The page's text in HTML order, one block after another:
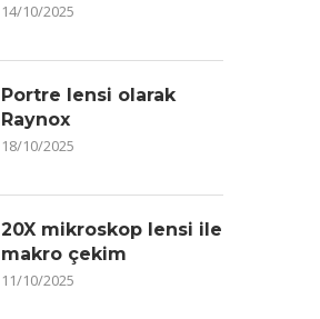
14/10/2025
Portre lensi olarak
Raynox
18/10/2025
20X mikroskop lensi ile
makro çekim
11/10/2025